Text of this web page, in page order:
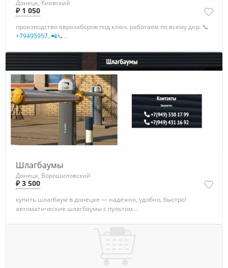
Донецк, Киевский
₽ 1 050
производство еврозаборов под ключ. работаем по всему днр. 📞
+79495957..📲📞...
Шлагбаумы
Донецк, Ворошиловский
₽ 3 500
купить шлагбаум в донецке — надёжно, удобно, быстро!
автоматические шлагбаумы с пультом...